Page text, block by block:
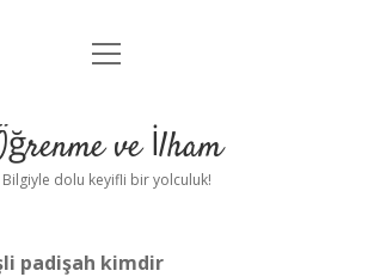
Anasayfa
Yasal Uyarı
menüyü
ve İlham
Bilgiyle dolu keyifli bir yolculuk!
padişah kimdir